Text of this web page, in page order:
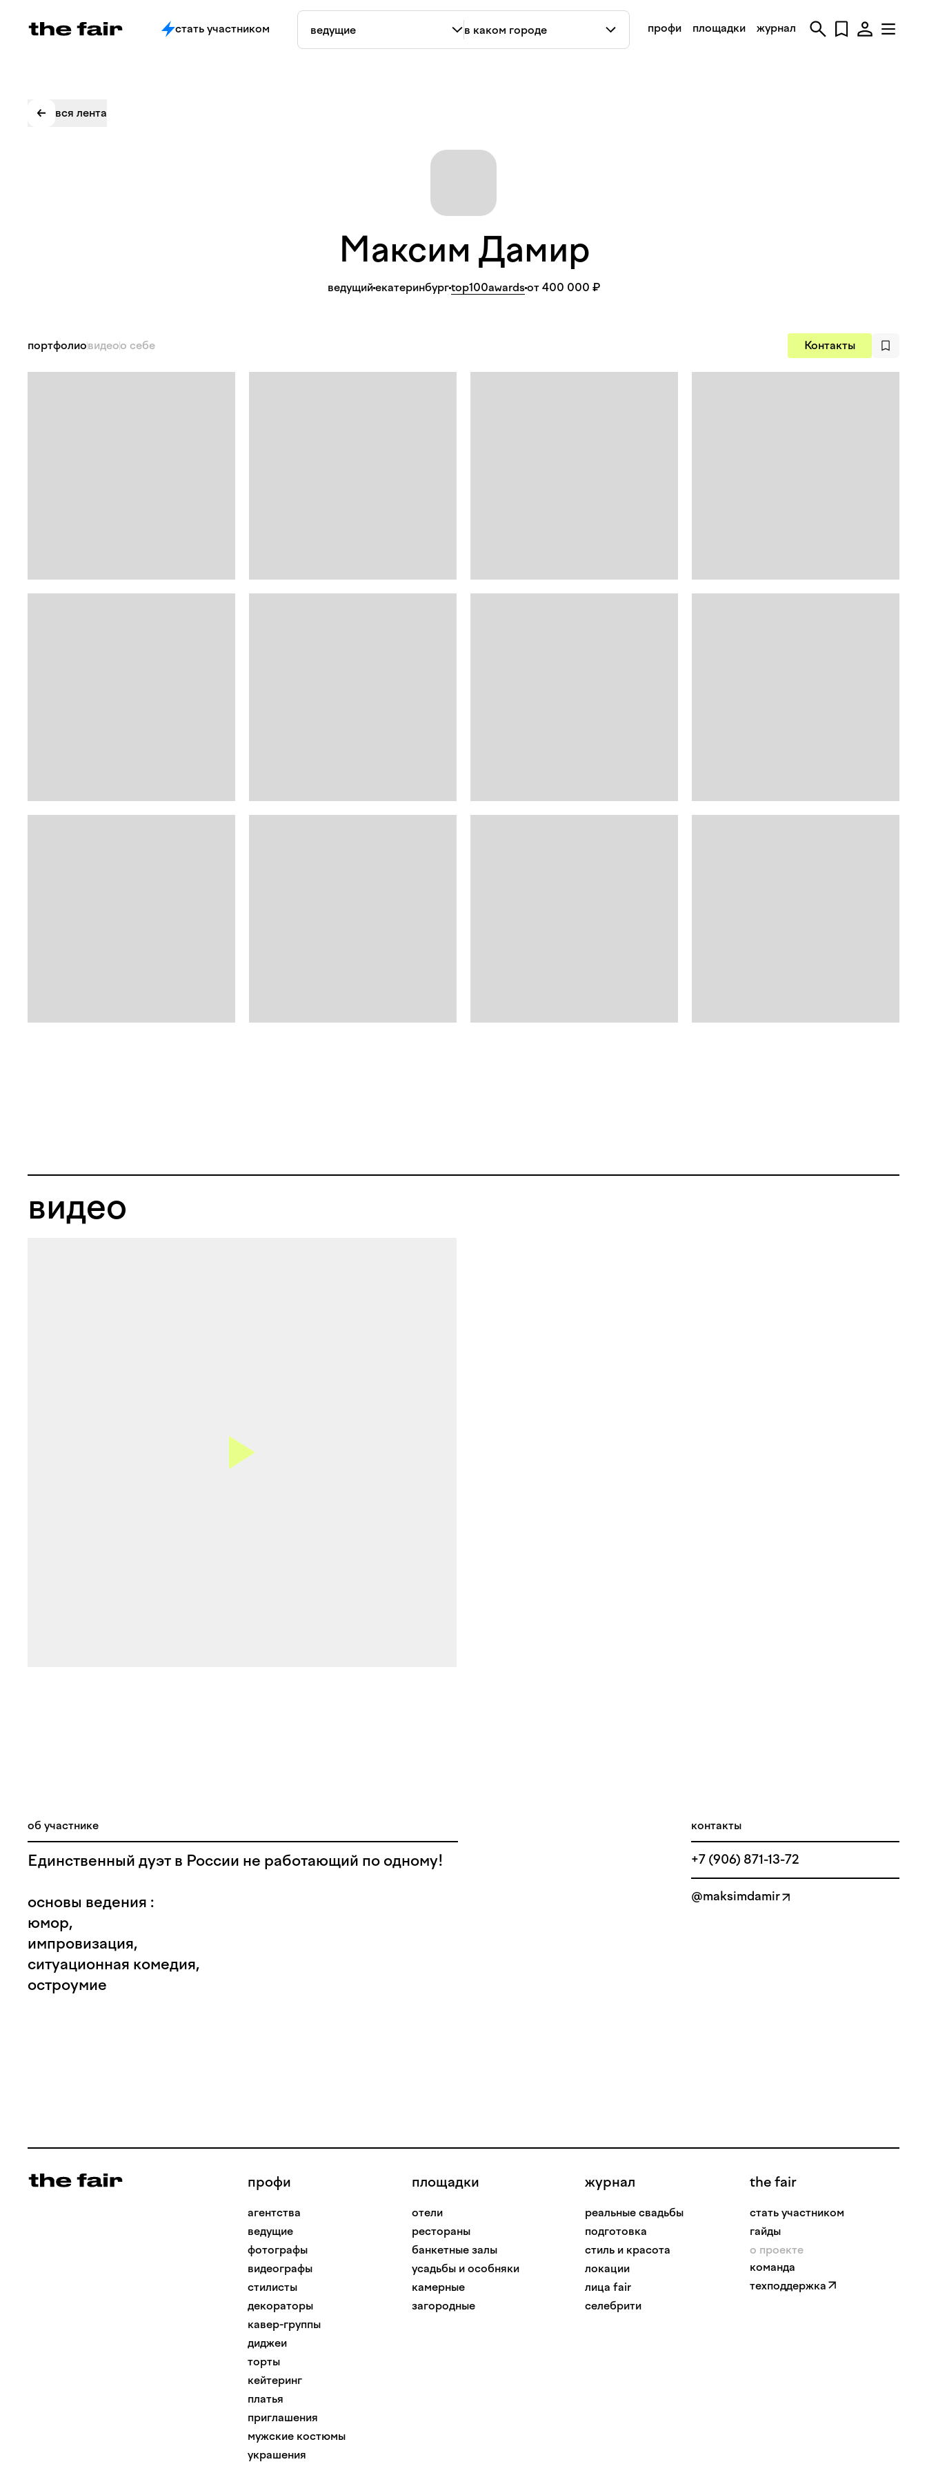
профи площадки журнал
стать участником
вся лента
Максим Дамир
ведущийекатеринбургtop100awardsот 400 000 ₽
портфолиовидеоо себе Контакты
видео
об участнике
Единственный дуэт в России не работающий по одному!
основы ведения :
юмор,
импровизация,
ситуационная комедия,
остроумие
контакты
+7 (906) 871-13-72
@maksimdamir
профи
агентства
ведущие
фотографы
видеографы
стилисты
декораторы
кавер-группы
диджеи
торты
кейтеринг
платья
приглашения
мужские костюмы
украшения
площадки
отели
рестораны
банкетные залы
усадьбы и особняки
камерные
загородные
журнал
реальные свадьбы
подготовка
стиль и красота
локации
лица fair
селебрити
the fair
стать участником
гайды
о проекте
команда
техподдержка